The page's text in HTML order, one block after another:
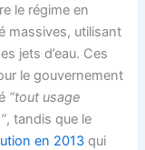
le régime en
massives, utilisant
jets d’eau. Ces
le gouvernement
“tout usage
, tandis que le
en 2013 qui